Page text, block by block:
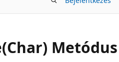
Metódus